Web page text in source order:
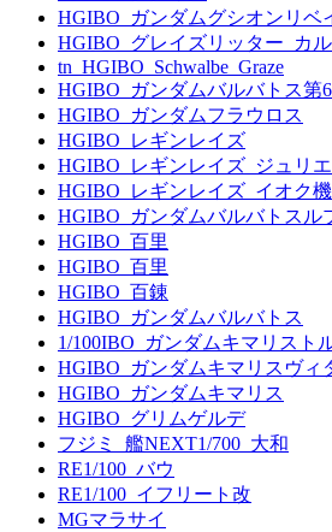
HGIBO_ガンダムグシオンリベ
HGIBO_グレイズリッター_カ
tn_HGIBO_Schwalbe_Graze
HGIBO_ガンダムバルバトス第
HGIBO_ガンダムフラウロス
HGIBO_レギンレイズ
HGIBO_レギンレイズ_ジュリ
HGIBO_レギンレイズ_イオク機
HGIBO_ガンダムバルバトスル
HGIBO_百里
HGIBO_百里
HGIBO_百錬
HGIBO_ガンダムバルバトス
1/100IBO_ガンダムキマリスト
HGIBO_ガンダムキマリスヴィ
HGIBO_ガンダムキマリス
HGIBO_グリムゲルデ
フジミ_艦NEXT1/700_大和
RE1/100_バウ
RE1/100_イフリート改
MGマラサイ